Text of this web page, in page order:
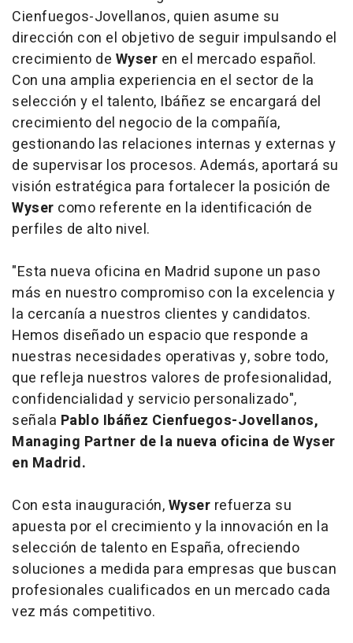
Cienfuegos-Jovellanos, quien asume su
dirección con el objetivo de seguir impulsando el
crecimiento de Wyser en el mercado español.
Con una amplia experiencia en el sector de la
selección y el talento, Ibáñez se encargará del
crecimiento del negocio de la compañía,
gestionando las relaciones internas y externas y
de supervisar los procesos. Además, aportará su
visión estratégica para fortalecer la posición de
Wyser como referente en la identificación de
perfiles de alto nivel.
"Esta nueva oficina en Madrid supone un paso
más en nuestro compromiso con la excelencia y
la cercanía a nuestros clientes y candidatos.
Hemos diseñado un espacio que responde a
nuestras necesidades operativas y, sobre todo,
que refleja nuestros valores de profesionalidad,
confidencialidad y servicio personalizado",
señala Pablo Ibáñez Cienfuegos-Jovellanos,
Managing Partner de la nueva oficina de Wyser
en Madrid.
Con esta inauguración,Wyser refuerza su
apuesta por el crecimiento y la innovación en la
selección de talento en España, ofreciendo
soluciones a medida para empresas que buscan
profesionales cualificados en un mercado cada
vez más competitivo.